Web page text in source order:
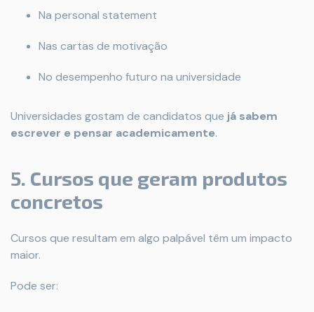
Na personal statement
Nas cartas de motivação
No desempenho futuro na universidade
Universidades gostam de candidatos que já sabem
escrever e pensar academicamente.
5. Cursos que geram produtos
concretos
Cursos que resultam em algo palpável têm um impacto
maior.
Pode ser: